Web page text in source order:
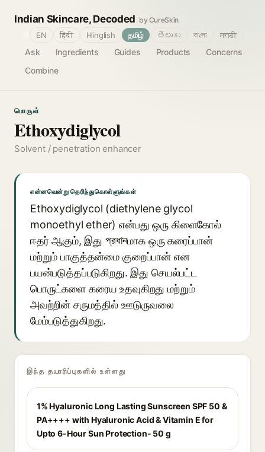
Indian Skincare, Decoded by CureSkin
Ask Ingredients Guides Products
Concerns
Combine
EN हिंदी Hinglish தமிழ் తెలుగు বাংলা मराठी
பொருள்
Ethoxydiglycol
Solvent / penetration enhancer
என்னவென்று தெரிந்துகொள்ளுங்கள்
Ethoxydiglycol (diethylene glycol
monoethyl ether) என்பது ஒரு கிளைகோல்
ஈதர் ஆகும், இது প্রধানமாக ஒரு கரைப்பான்
மற்றும் பாகுத்தன்மை குறைப்பான் என
பயன்படுத்தப்படுகிறது. இது செயல்பட்ட
பொருட்களை கரைய உதவுகிறது மற்றும்
அவற்றின் சருமத்தில் ஊடுருவலை
மேம்படுத்துகிறது.
இந்த தயாரிப்புகளில் உள்ளது
1% Hyaluronic Long Lasting Sunscreen SPF 50 &
PA++++ with Hyaluronic Acid & Vitamin E for
Upto 6-Hour Sun Protection- 50 g